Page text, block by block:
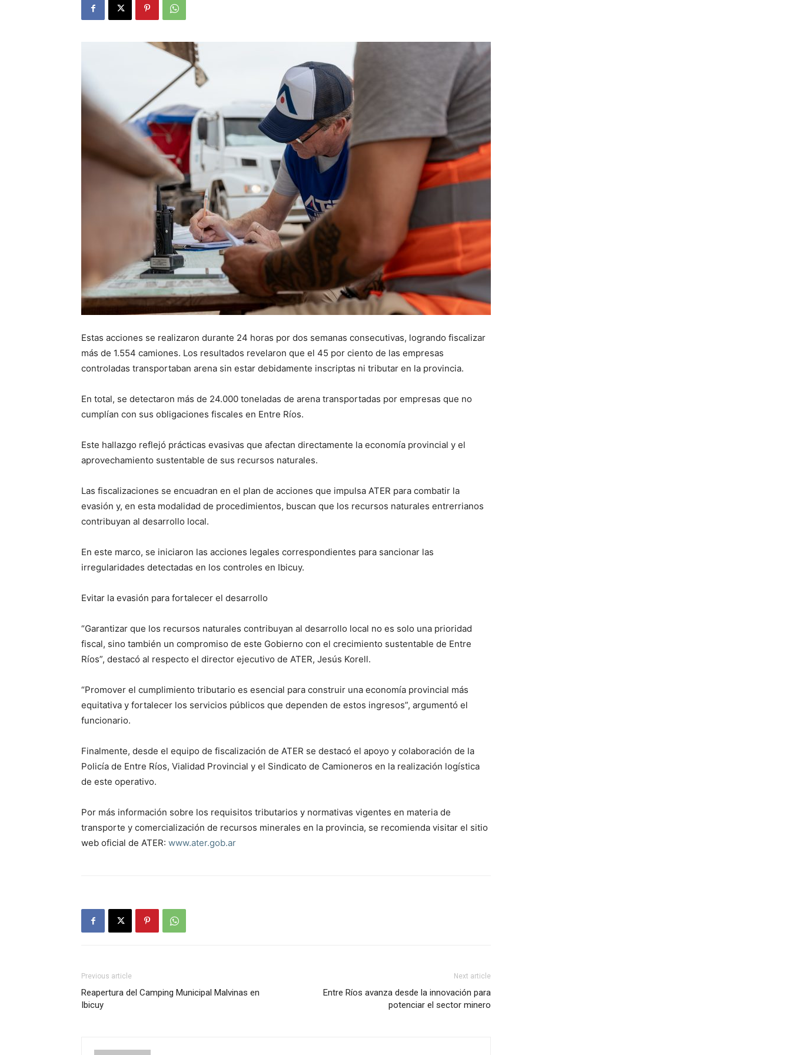
Estas acciones se realizaron durante 24 horas por dos semanas consecutivas, logrando fiscalizar
más de 1.554 camiones. Los resultados revelaron que el 45 por ciento de las empresas
controladas transportaban arena sin estar debidamente inscriptas ni tributar en la provincia.
En total, se detectaron más de 24.000 toneladas de arena transportadas por empresas que no
cumplían con sus obligaciones fiscales en Entre Ríos.
Este hallazgo reflejó prácticas evasivas que afectan directamente la economía provincial y el
aprovechamiento sustentable de sus recursos naturales.
Las fiscalizaciones se encuadran en el plan de acciones que impulsa ATER para combatir la
evasión y, en esta modalidad de procedimientos, buscan que los recursos naturales entrerrianos
contribuyan al desarrollo local.
En este marco, se iniciaron las acciones legales correspondientes para sancionar las
irregularidades detectadas en los controles en Ibicuy.
Evitar la evasión para fortalecer el desarrollo
“Garantizar que los recursos naturales contribuyan al desarrollo local no es solo una prioridad
fiscal, sino también un compromiso de este Gobierno con el crecimiento sustentable de Entre
Ríos”, destacó al respecto el director ejecutivo de ATER, Jesús Korell.
“Promover el cumplimiento tributario es esencial para construir una economía provincial más
equitativa y fortalecer los servicios públicos que dependen de estos ingresos”, argumentó el
funcionario.
Finalmente, desde el equipo de fiscalización de ATER se destacó el apoyo y colaboración de la
Policía de Entre Ríos, Vialidad Provincial y el Sindicato de Camioneros en la realización logística
de este operativo.
Por más información sobre los requisitos tributarios y normativas vigentes en materia de
transporte y comercialización de recursos minerales en la provincia, se recomienda visitar el sitio
web oficial de ATER: www.ater.gob.ar
Previous article
Reapertura del Camping Municipal Malvinas en
Ibicuy
Next article
Entre Ríos avanza desde la innovación para
potenciar el sector minero